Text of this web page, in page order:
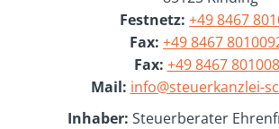
Festnetz: +49 8467
Fax: +49 8467
Fax: +49 8467
Mail: info@steuerkanzlei-
Inhaber: Steuerberater